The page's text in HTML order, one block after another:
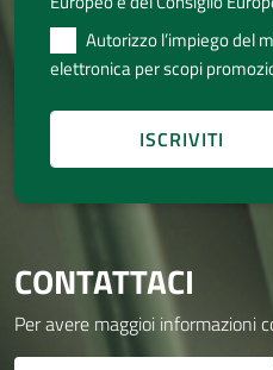
Autorizzo l’impiego del
elettronica per scopi
CONTATTACI
Per avere maggioi informazioni